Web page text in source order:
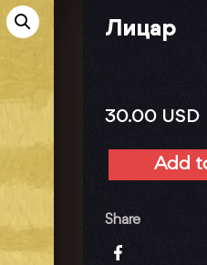
Лицар
30.00 USD
Add
Share